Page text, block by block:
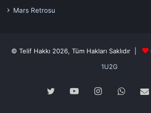
Mars Retrosu
© Telif Hakkı 2026, Tüm Hakları Saklıdır |
1U2G
Twitter YouTubeInstagram